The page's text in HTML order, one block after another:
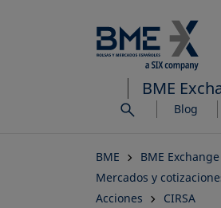
al
BME
Blog
BME
BME Exchange
Mercados y
Acciones
CIRSA